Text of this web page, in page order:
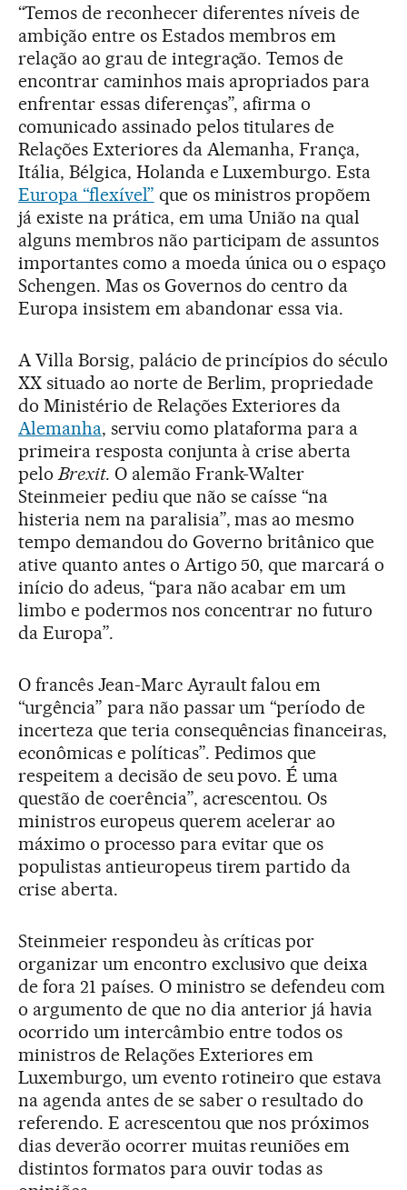
“Temos de reconhecer diferentes níveis de
ambição entre os Estados membros em
relação ao grau de integração. Temos de
encontrar caminhos mais apropriados para
enfrentar essas diferenças”, afirma o
comunicado assinado pelos titulares de
Relações Exteriores da Alemanha, França,
Itália, Bélgica, Holanda e Luxemburgo. Esta
Europa “flexível” que os ministros propõem
já existe na prática, em uma União na qual
alguns membros não participam de assuntos
importantes como a moeda única ou o espaço
Schengen. Mas os Governos do centro da
Europa insistem em abandonar essa via.
A Villa Borsig, palácio de princípios do século
XX situado ao norte de Berlim, propriedade
do Ministério de Relações Exteriores da
Alemanha, serviu como plataforma para a
primeira resposta conjunta à crise aberta
pelo Brexit. O alemão Frank-Walter
Steinmeier pediu que não se caísse “na
histeria nem na paralisia”, mas ao mesmo
tempo demandou do Governo britânico que
ative quanto antes o Artigo 50, que marcará o
início do adeus, “para não acabar em um
limbo e podermos nos concentrar no futuro
da Europa”.
O francês Jean-Marc Ayrault falou em
“urgência” para não passar um “período de
incerteza que teria consequências financeiras,
econômicas e políticas”. Pedimos que
respeitem a decisão de seu povo. É uma
questão de coerência”, acrescentou. Os
ministros europeus querem acelerar ao
máximo o processo para evitar que os
populistas antieuropeus tirem partido da
crise aberta.
Steinmeier respondeu às críticas por
organizar um encontro exclusivo que deixa
de fora 21 países. O ministro se defendeu com
o argumento de que no dia anterior já havia
ocorrido um intercâmbio entre todos os
ministros de Relações Exteriores em
Luxemburgo, um evento rotineiro que estava
na agenda antes de se saber o resultado do
referendo. E acrescentou que nos próximos
dias deverão ocorrer muitas reuniões em
distintos formatos para ouvir todas as